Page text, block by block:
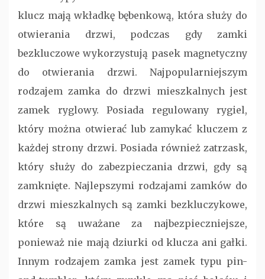
klucz mają wkładkę bębenkową, która służy do
otwierania drzwi, podczas gdy zamki
bezkluczowe wykorzystują pasek magnetyczny
do otwierania drzwi. Najpopularniejszym
rodzajem zamka do drzwi mieszkalnych jest
zamek ryglowy. Posiada regulowany rygiel,
który można otwierać lub zamykać kluczem z
każdej strony drzwi. Posiada również zatrzask,
który służy do zabezpieczania drzwi, gdy są
zamknięte. Najlepszymi rodzajami zamków do
drzwi mieszkalnych są zamki bezkluczykowe,
które są uważane za najbezpieczniejsze,
ponieważ nie mają dziurki od klucza ani gałki.
Innym rodzajem zamka jest zamek typu pin-